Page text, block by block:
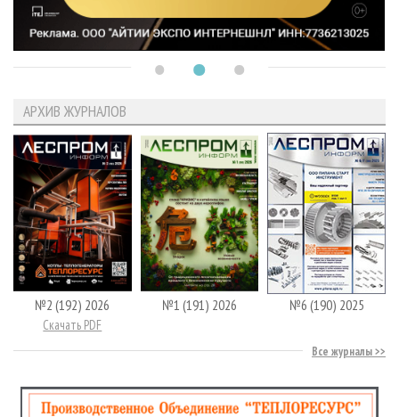
АРХИВ ЖУРНАЛОВ
№2 (192) 2026
Скачать PDF
№1 (191) 2026 №6 (190) 2025
Все журналы